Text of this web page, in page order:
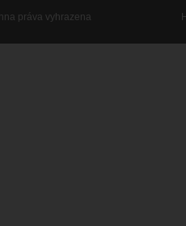
práva vyhrazena